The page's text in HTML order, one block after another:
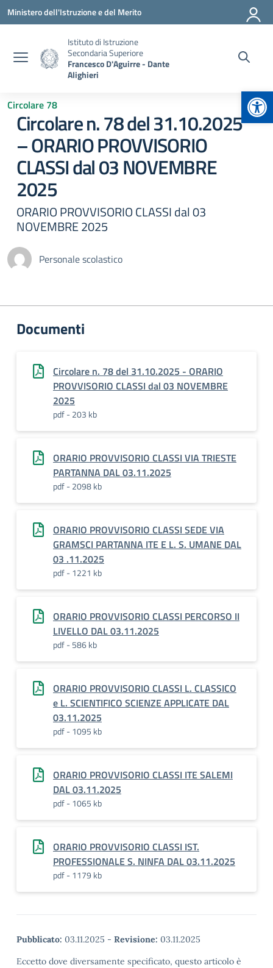
Vai ai contenuti
Vai al menu di navigazione
Vai al footer
Ministero dell'Istruzione e del Merito
Istituto di Istruzione
Secondaria Superiore
Francesco D'Aguirre - Dante
Alighieri
Circolare 78
Circolare n. 78 del 31.10.2025
– ORARIO PROVVISORIO
CLASSI dal 03 NOVEMBRE
2025
ORARIO PROVVISORIO CLASSI dal 03
NOVEMBRE 2025
Personale scolastico
Documenti
Circolare n. 78 del 31.10.2025 - ORARIO
PROVVISORIO CLASSI dal 03 NOVEMBRE
2025
pdf - 203 kb
ORARIO PROVVISORIO CLASSI VIA TRIESTE
PARTANNA DAL 03.11.2025
pdf - 2098 kb
ORARIO PROVVISORIO CLASSI SEDE VIA
GRAMSCI PARTANNA ITE E L. S. UMANE DAL
03 .11.2025
pdf - 1221 kb
ORARIO PROVVISORIO CLASSI PERCORSO II
LIVELLO DAL 03.11.2025
pdf - 586 kb
ORARIO PROVVISORIO CLASSI L. CLASSICO
e L. SCIENTIFICO SCIENZE APPLICATE DAL
03.11.2025
pdf - 1095 kb
ORARIO PROVVISORIO CLASSI ITE SALEMI
DAL 03.11.2025
pdf - 1065 kb
ORARIO PROVVISORIO CLASSI IST.
PROFESSIONALE S. NINFA DAL 03.11.2025
pdf - 1179 kb
Pubblicato: 03.11.2025 - Revisione: 03.11.2025
Eccetto dove diversamente specificato, questo articolo è